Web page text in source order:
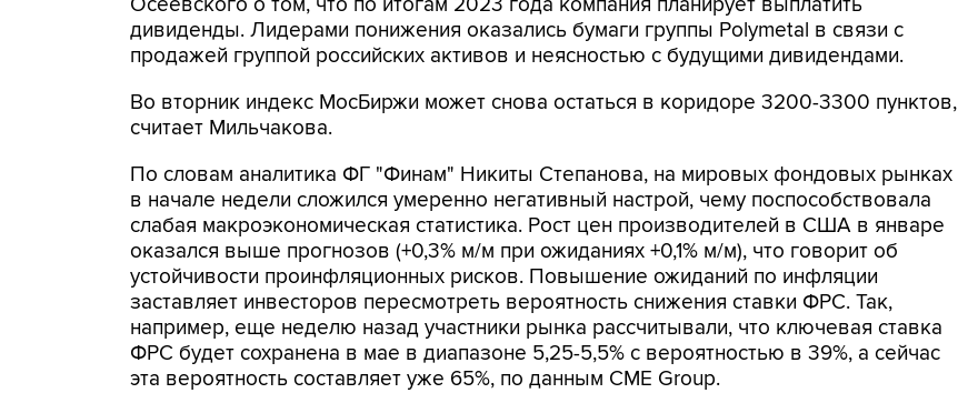
дивиденды. Лидерами понижения оказались бумаги группы Polymetal в связи с
продажей группой российских активов и неясностью с будущими дивидендами.
Во вторник индекс МосБиржи может снова остаться в коридоре 3200-3300 пунктов,
считает Мильчакова.
По словам аналитика ФГ "Финам" Никиты Степанова, на мировых фондовых рынках
в начале недели сложился умеренно негативный настрой, чему поспособствовала
слабая макроэкономическая статистика. Рост цен производителей в США в январе
оказался выше прогнозов (+0,3% м/м при ожиданиях +0,1% м/м), что говорит об
устойчивости проинфляционных рисков. Повышение ожиданий по инфляции
заставляет инвесторов пересмотреть вероятность снижения ставки ФРС. Так,
например, еще неделю назад участники рынка рассчитывали, что ключевая ставка
ФРС будет сохранена в мае в диапазоне 5,25-5,5% с вероятностью в 39%, а сейчас
эта вероятность составляет уже 65%, по данным CME Group.